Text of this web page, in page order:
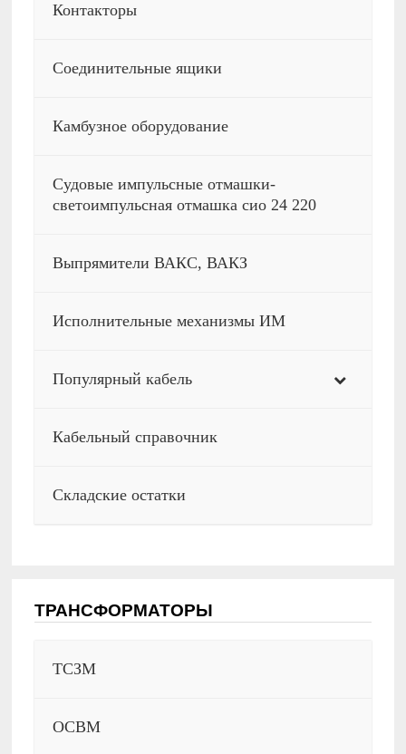
Контакторы
Соединительные ящики
Камбузное оборудование
Судовые импульсные отмашки-
светоимпульсная отмашка сио 24 220
Выпрямители ВАКС, ВАКЗ
Исполнительные механизмы ИМ
Популярный кабель
Кабельный справочник
Складские остатки
ТРАНСФОРМАТОРЫ
ТСЗМ
ОСВМ